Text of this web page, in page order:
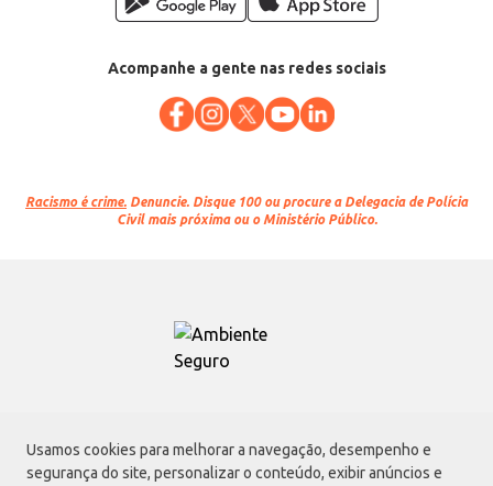
Usamos cookies para melhorar a navegação, desempenho e
segurança do site, personalizar o conteúdo, exibir anúncios e
Acompanhe a gente nas redes sociais
Racismo é crime. Denuncie. Disque 100 ou procure a Delegacia de Polícia
Civil mais próxima ou o Ministério Público.
Atacadão S.A.
Avenida Morvan Dias de Figueiredo, 6169, Vila Maria, São Paulo - SP | CEP
02170-901 | CNPJ: 75.315.333/0001-09